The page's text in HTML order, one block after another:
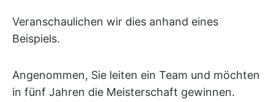
Veranschaulichen wir dies anhand eines
Beispiels.
Angenommen, Sie leiten ein Team und möchten
in fünf Jahren die Meisterschaft gewinnen.